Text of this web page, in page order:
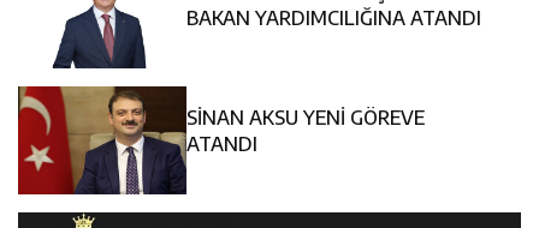
Masaya Yatırıldı
14:26 Geleceğin Üreticileri Tarım Teknolojileriyle Tanışıyor
11:43 Erzincan İl Özel İdaresi Air Badminton’da Türkiye
Şampiyonu Oldu
BAKAN YARDIMCILIĞINA ATANDI
SİNAN AKSU YENİ GÖREVE
ATANDI